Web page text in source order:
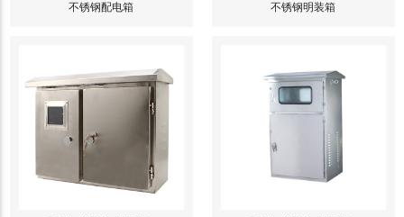
不锈钢配电箱 不锈钢明装箱